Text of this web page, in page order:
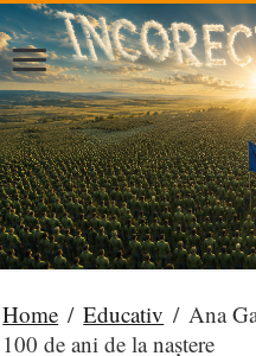
Home / Educativ / Ana
100 de ani de la naștere